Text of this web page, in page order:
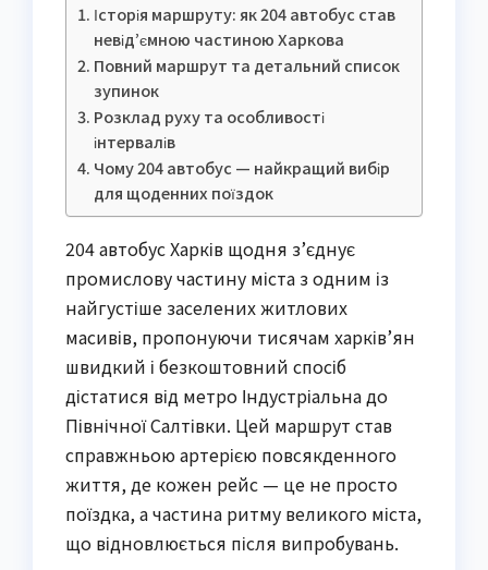
Історія маршруту: як 204 автобус став
невід’ємною частиною Харкова
Повний маршрут та детальний список
зупинок
Розклад руху та особливості
інтервалів
Чому 204 автобус — найкращий вибір
для щоденних поїздок
204 автобус Харків щодня з’єднує
промислову частину міста з одним із
найгустіше заселених житлових
масивів, пропонуючи тисячам харків’ян
швидкий і безкоштовний спосіб
дістатися від метро Індустріальна до
Північної Салтівки. Цей маршрут став
справжньою артерією повсякденного
життя, де кожен рейс — це не просто
поїздка, а частина ритму великого міста,
що відновлюється після випробувань.